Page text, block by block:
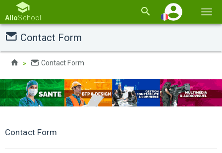
la
AlloSchool
Contact Form
Contact Form
Contact Form